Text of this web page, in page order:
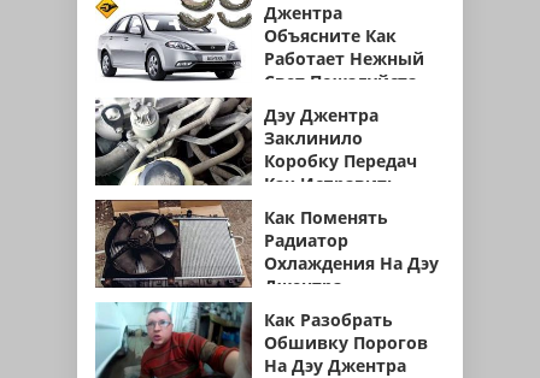
Джентра
Объясните Как
Работает Нежный
Свет Пожалуйста
Дэу Джентра
Заклинило
Коробку Передач
Как Исправить
Как Поменять
Радиатор
Охлаждения На Дэу
Джентра
Как Разобрать
Обшивку Порогов
На Дэу Джентра